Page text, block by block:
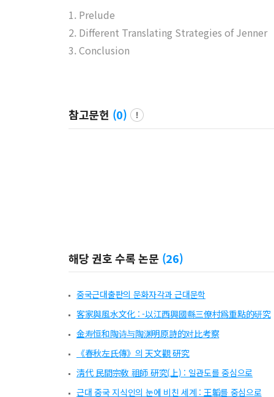
1. Prelude
2. Different Translating Strategies of Jenner
3. Conclusion
참고문헌 (0)
해당 권호 수록 논문 (26)
중국근대출판의 문화자각과 근대문학
客家與風水文化 : -以江西興國縣三僚村爲重點的研究
金寿恒和陶诗与陶渊明原詩的对比考察
《春秋左氏傳》의 天文觀 硏究
淸代 民間宗敎 祖師 硏究(上) : 일관도를 중심으로
근대 중국 지식인의 눈에 비친 세계 : 王韜를 중심으로